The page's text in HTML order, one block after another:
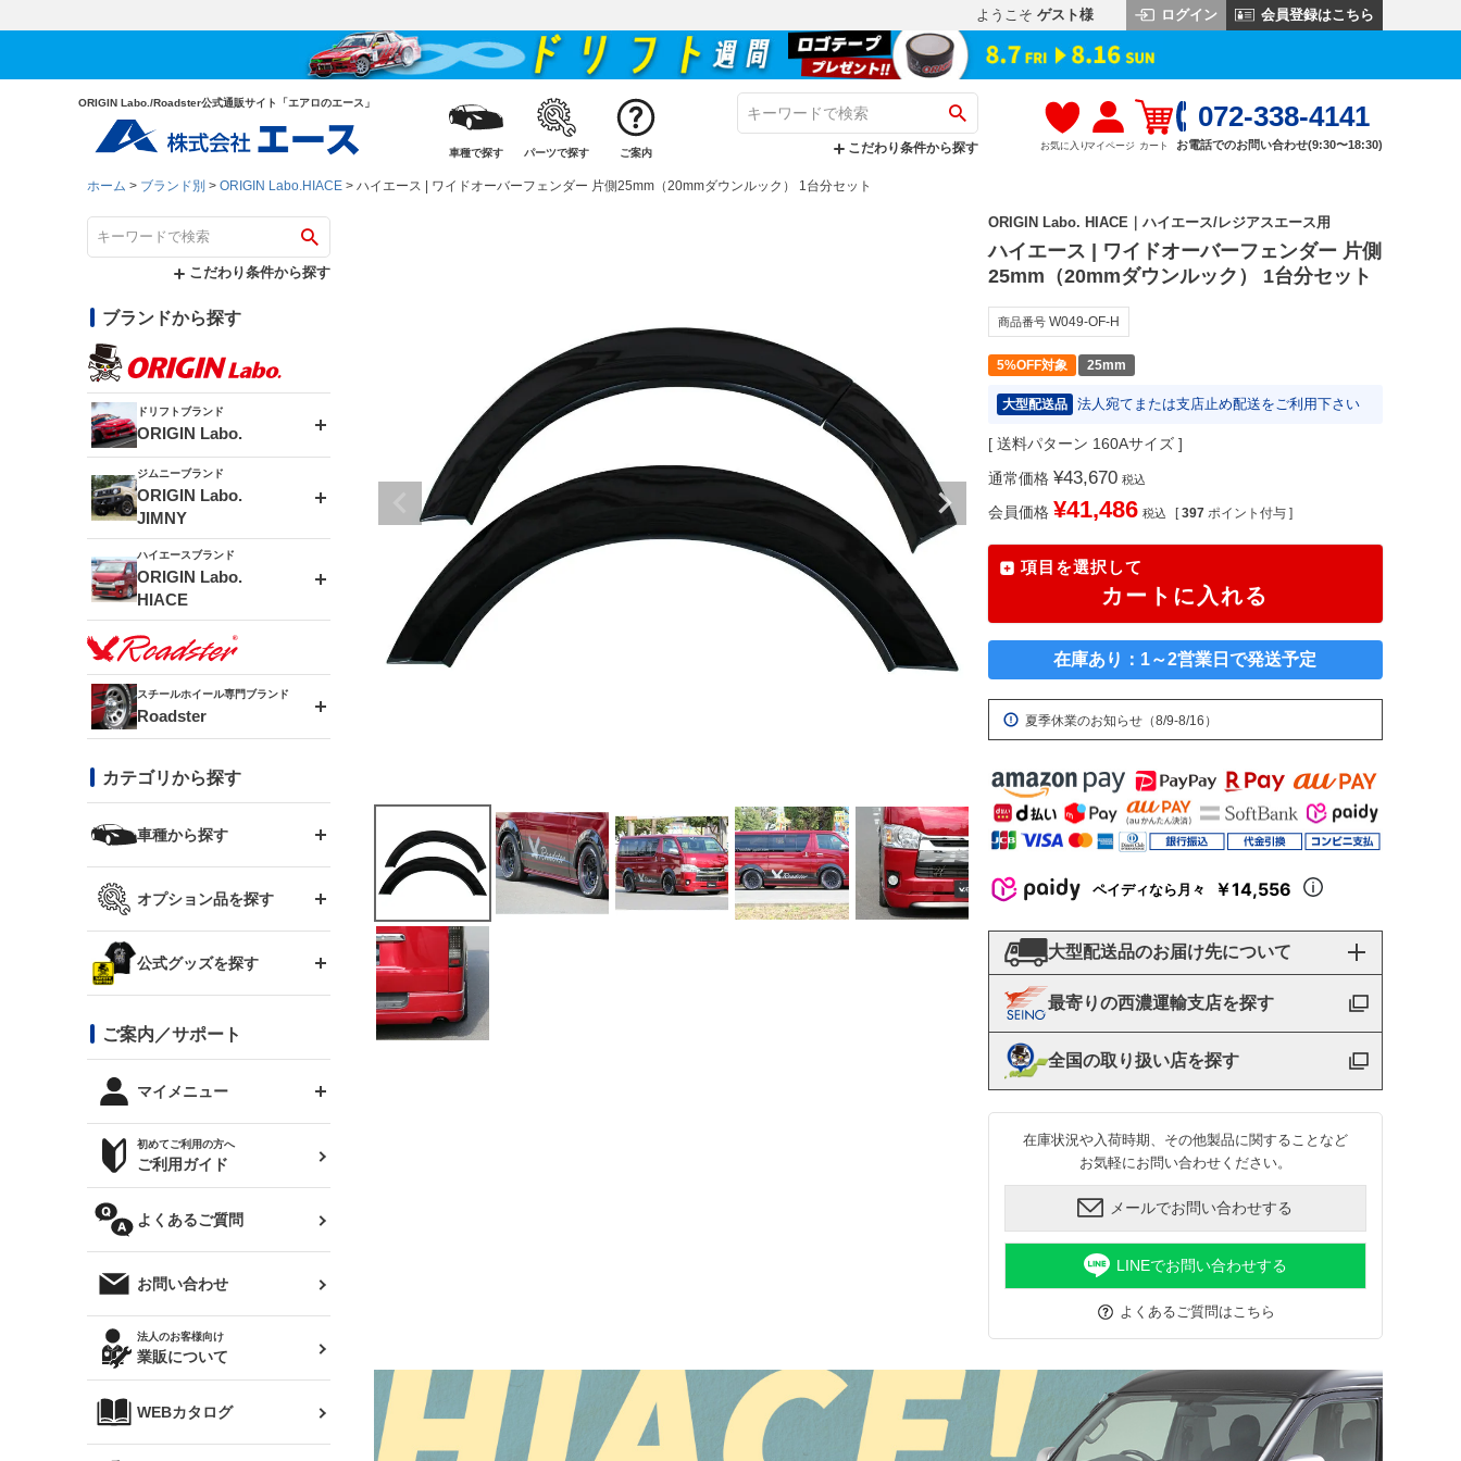
ようこそ ゲスト様 ログイン 会員登録はこちら
ORIGIN Labo./Roadster公式通販サイト「エアロのエース」
車種で探す パーツで探す ご案内 こだわり条件から探す お気に入りマイページ カート
072-338-4141
お電話でのお問い合わせ(9:30〜18:30)
ホーム ブランド別 ORIGIN Labo.HIACE ハイエース | ワイドオーバーフェンダー 片側25mm（20mmダウンルック） 1台分セット
こだわり条件から探す
ブランドから探す
ドリフトブランド
ORIGIN Labo.
エアロシリーズ
ドリフトライン
風神(180SX)
雷神(S15)
龍神(チェイサー)
レーシングライン
アタックライン
ストリームライン
スタイリッシュライン
フロントフェンダー
リアフェンダー
ブラッシュフェンダー
コンバットアイ
GTウイング
リアウイング
ルーフウイング
ボンネット
カナード
外装・補修パーツ
オリジンアーム(足回り)
レンズ
マフラー
ジムニーブランド
ORIGIN Labo.
JIMNY
アルミホイール
MUD-ZEUS
アルミホイール
MUD-SR7
MUD-S7
ボンネット
フェンダー
サイドパーツ
リアウイング
リアゲート
メンテナンスパーツ
ハイエースブランド
ORIGIN Labo.
HIACE
エアロシリーズ
LUX MODEL SP
LUX MODEL
RUGGER MODEL
GROUND MODEL
PHANTOM LIP
DTM:exclusive
オーバーフェンダー
リアウイング
スムージングバンパー
ワイパーガード
内装パーツ
スチールホイール専門ブランド
Roadster
DAYTONA-RS
DAYTONA-RS NEO
まつど家 鉄漢
まつど家 鉄心
まつど家 鉄八
カテゴリから探す
車種から探す
トヨタ
JZX110 マークⅡ
ハイエース
レビン
トレノ
マークX
クラウン
クラウンマジェスタ
シルビア S13
シルビア S14 前期
シルビア S15
180SX
ワンビア
スズキ
RX-7
スバル
BRZ
レクサス
三菱
デリカ D:5
軽自動車
汎用
オプション品を探す
GTウイング用ラダー
コンバットアイ用ライト
オプションタイヤ
サマータイヤ
ジムニー用タイヤ
ハイエース・バン用タイ
ホイールナット
公式グッズを探す
ステッカー
トップス(半袖)
トップス(長袖)
パーカー
オーバーオール(つなぎ)
タオル
帽子
ご案内／サポート
マイメニュー
ログインする
お気に入りリスト
クーポンを見る
閲覧履歴
ニュースレターお申し込み
初めてご利用の方へ
ご利用ガイド
よくあるご質問
お問い合わせ
法人のお客様向け
業販について
WEBカタログ
ORIGIN Labo. HIACE｜ハイエース/レジアスエース用
ハイエース | ワイドオーバーフェンダー 片側
25mm（20mmダウンルック） 1台分セット
商品番号 W049-OF-H
5%OFF対象 25mm
大型配送品 法人宛てまたは支店止め配送をご利用下さい
送料パターン 160Aサイズ
通常価格 ¥43,670 税込
会員価格 ¥41,486 税込 [ 397 ポイント付与 ]
項目を選択して
カートに入れる
在庫あり：1～2営業日で発送予定
夏季休業のお知らせ（8/9-8/16）
ペイディなら月々 ￥14,556
大型配送品のお届け先について
最寄りの西濃運輸支店を探す
全国の取り扱い店を探す
在庫状況や入荷時期、その他製品に関することなど
お気軽にお問い合わせください。
メールでお問い合わせする
LINEでお問い合わせする
よくあるご質問はこちら